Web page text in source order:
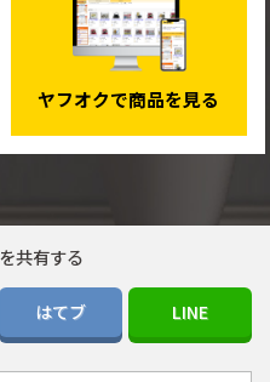
ヤフオクで商品を見る
共有する
はてブ LINE